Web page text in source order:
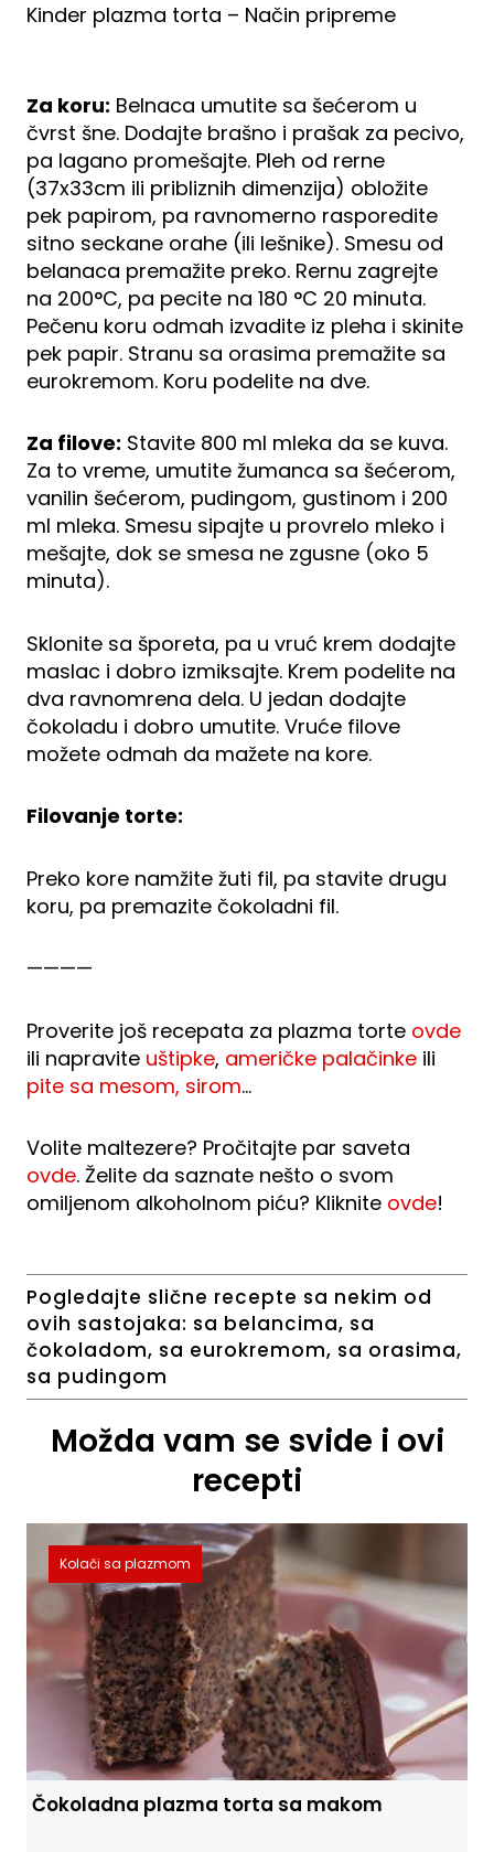
Kinder plazma torta – Način pripreme
Za koru: Belnaca umutite sa šećerom u
čvrst šne. Dodajte brašno i prašak za pecivo,
pa lagano promešajte. Pleh od rerne
(37x33cm ili pribliznih dimenzija) obložite
pek papirom, pa ravnomerno rasporedite
sitno seckane orahe (ili lešnike). Smesu od
belanaca premažite preko. Rernu zagrejte
na 200°C, pa pecite na 180 °C 20 minuta.
Pečenu koru odmah izvadite iz pleha i skinite
pek papir. Stranu sa orasima premažite sa
eurokremom. Koru podelite na dve.
Za filove: Stavite 800 ml mleka da se kuva.
Za to vreme, umutite žumanca sa šećerom,
vanilin šećerom, pudingom, gustinom i 200
ml mleka. Smesu sipajte u provrelo mleko i
mešajte, dok se smesa ne zgusne (oko 5
minuta).
Sklonite sa šporeta, pa u vruć krem dodajte
maslac i dobro izmiksajte. Krem podelite na
dva ravnomrena dela. U jedan dodajte
čokoladu i dobro umutite. Vruće filove
možete odmah da mažete na kore.
Filovanje torte:
Preko kore namžite žuti fil, pa stavite drugu
koru, pa premazite čokoladni fil.
————
Proverite još recepata za plazma torte ovde
ili napravite uštipke, američke palačinke ili
pite sa mesom, sirom…
Volite maltezere? Pročitajte par saveta
ovde. Želite da saznate nešto o svom
omiljenom alkoholnom piću? Kliknite ovde!
Pogledajte slične recepte sa nekim od
ovih sastojaka: sa belancima, sa
čokoladom, sa eurokremom, sa orasima,
sa pudingom
Možda vam se svide i ovi
recepti
Kolači sa plazmom
Čokoladna plazma torta sa makom